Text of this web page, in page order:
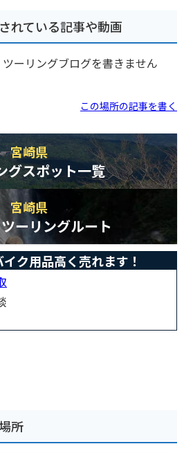
れている記事や動画
ーリングブログを書きません
この場所の記事を書く
宮崎県
グスポット一覧
宮崎県
ーリングルート
ク用品高く売れます！
所